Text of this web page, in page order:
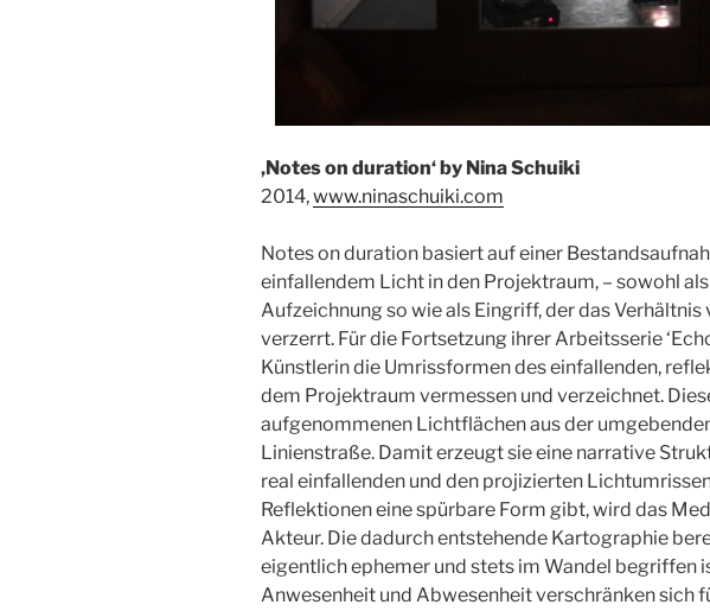
‚Notes on duration‘ by Nina Schuiki
2014,www.ninaschuiki.com
Notes on duration basiert auf einer
einfallendem Licht in den Projektraum, – sowohl
Aufzeichnung so wie als Eingriff, der das Verhältnis
verzerrt. Für die Fortsetzung ihrer Arbeitsserie
Künstlerin die Umrissformen des einfallenden,
dem Projektraum vermessen und verzeichnet.
aufgenommenen Lichtflächen aus der
Linienstraße. Damit erzeugt sie eine narrative
real einfallenden und den projizierten
Reflektionen eine spürbare Form gibt, wird das
Akteur. Die dadurch entstehende Kartographie
eigentlich ephemer und stets im Wandel begriffen
Anwesenheit und Abwesenheit verschränken sich